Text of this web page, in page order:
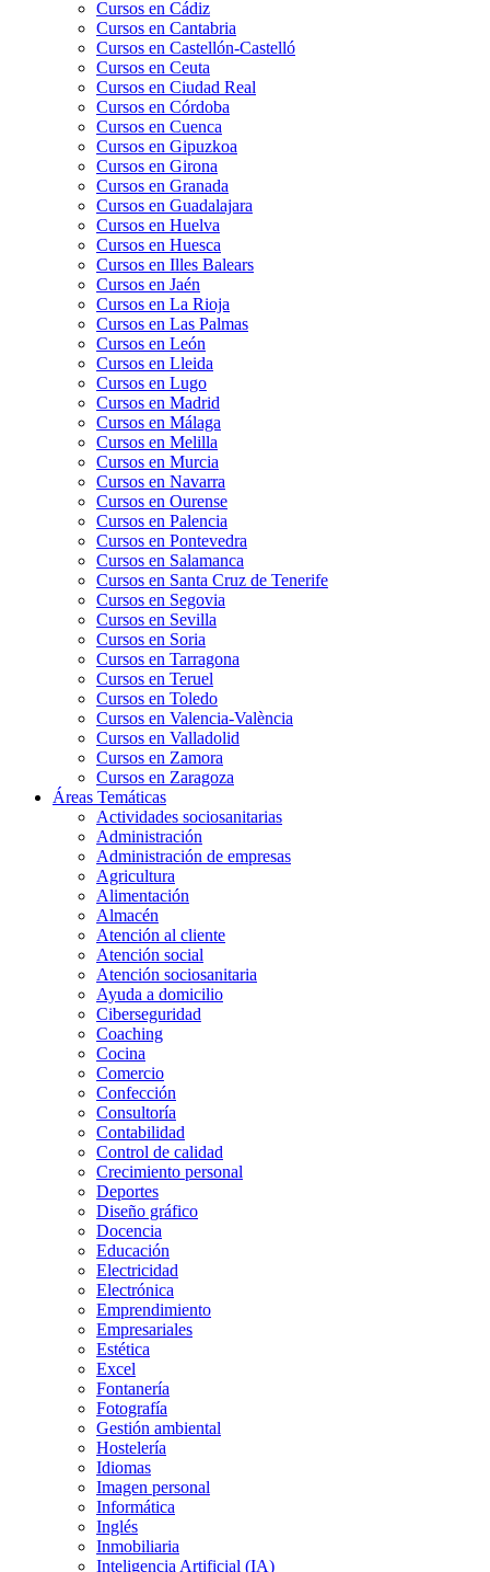
Cursos en Cádiz
Cursos en Cantabria
Cursos en Castellón-Castelló
Cursos en Ceuta
Cursos en Ciudad Real
Cursos en Córdoba
Cursos en Cuenca
Cursos en Gipuzkoa
Cursos en Girona
Cursos en Granada
Cursos en Guadalajara
Cursos en Huelva
Cursos en Huesca
Cursos en Illes Balears
Cursos en Jaén
Cursos en La Rioja
Cursos en Las Palmas
Cursos en León
Cursos en Lleida
Cursos en Lugo
Cursos en Madrid
Cursos en Málaga
Cursos en Melilla
Cursos en Murcia
Cursos en Navarra
Cursos en Ourense
Cursos en Palencia
Cursos en Pontevedra
Cursos en Salamanca
Cursos en Santa Cruz de Tenerife
Cursos en Segovia
Cursos en Sevilla
Cursos en Soria
Cursos en Tarragona
Cursos en Teruel
Cursos en Toledo
Cursos en Valencia-València
Cursos en Valladolid
Cursos en Zamora
Cursos en Zaragoza
Áreas Temáticas
Actividades sociosanitarias
Administración
Administración de empresas
Agricultura
Alimentación
Almacén
Atención al cliente
Atención social
Atención sociosanitaria
Ayuda a domicilio
Ciberseguridad
Coaching
Cocina
Comercio
Confección
Consultoría
Contabilidad
Control de calidad
Crecimiento personal
Deportes
Diseño gráfico
Docencia
Educación
Electricidad
Electrónica
Emprendimiento
Empresariales
Estética
Excel
Fontanería
Fotografía
Gestión ambiental
Hostelería
Idiomas
Imagen personal
Informática
Inglés
Inmobiliaria
Inteligencia Artificial (IA)